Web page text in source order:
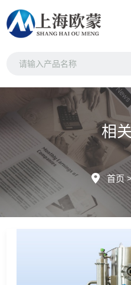
相
首页